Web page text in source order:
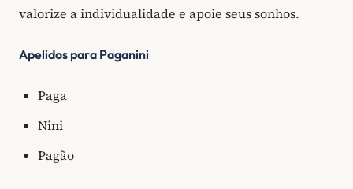
valorize a individualidade e apoie seus sonhos.
Apelidos para Paganini
Paga
Nini
Pagão